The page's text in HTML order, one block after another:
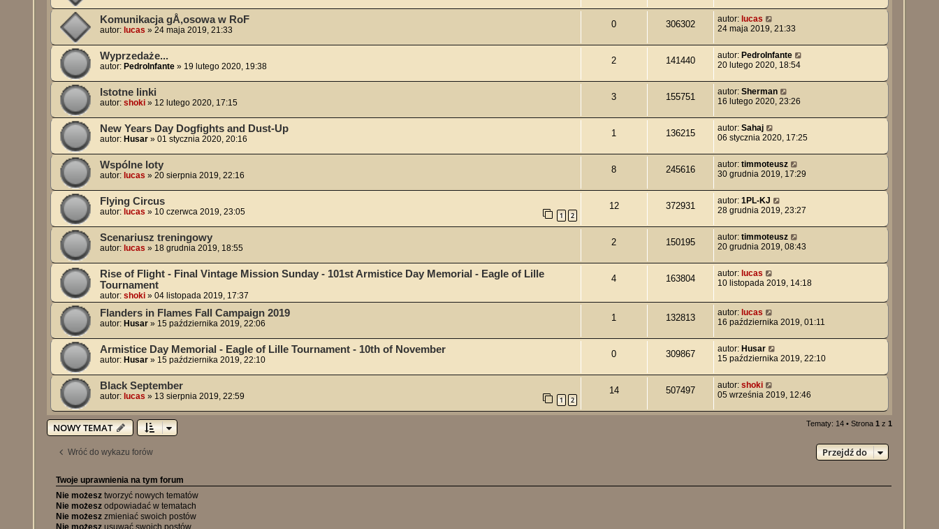
Komunikacja gÅ‚osowa w RoF
autor: lucas »24 maja 2019, 21:33
0 306302 autor: lucas
24 maja 2019, 21:33
Wyprzedaże...
autor: PedroInfante » 19 lutego 2020, 19:38
2 141440 autor: PedroInfante
20 lutego 2020, 18:54
Istotne linki
autor:shoki » 12 lutego 2020, 17:15
3 155751 autor: Sherman
16 lutego 2020, 23:26
New Years Day Dogfights and Dust-Up
autor: Husar »01 stycznia 2020, 20:16
1 136215 autor: Sahaj
06 stycznia 2020, 17:25
Wspólne loty
autor: lucas »20 sierpnia 2019, 22:16
8 245616 autor: timmoteusz
30 grudnia 2019, 17:29
Flying Circus
autor: lucas » 10 czerwca 2019, 23:05 1 2
12 372931 autor: 1PL-KJ
28 grudnia 2019, 23:27
Scenariusz treningowy
autor: lucas » 18 grudnia 2019, 18:55
2 150195 autor: timmoteusz
20 grudnia 2019, 08:43
Rise of Flight - Final Vintage Mission Sunday - 101st Armistice Day Memorial - Eagle of Lille
Tournament
autor:shoki »04 listopada 2019, 17:37
4 163804 autor: lucas
10 listopada 2019, 14:18
Flanders in Flames Fall Campaign 2019
autor: Husar » 15 października 2019, 22:06
1 132813 autor: lucas
16 października 2019, 01:11
Armistice Day Memorial - Eagle of Lille Tournament - 10th of November
autor: Husar » 15 października 2019, 22:10
0 309867 autor: Husar
15 października 2019, 22:10
Black September
autor: lucas » 13 sierpnia 2019, 22:59 1 2
14 507497 autor: shoki
05 września 2019, 12:46
NOWY TEMAT Tematy: 14 • Strona 1 z 1
Wróć do wykazu forów Przejdź do
Twoje uprawnienia na tym forum
Nie możesz tworzyć nowych tematów
Nie możesz odpowiadać w tematach
Nie możesz zmieniać swoich postów
Nie możesz usuwać swoich postów